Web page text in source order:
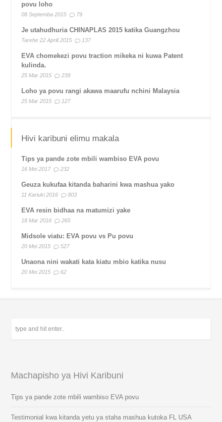
povu loho
08 Septemba 2015 79
Je utahudhuria CHINAPLAS 2015 katika Guangzhou
Tarehe 22 Aprili 2015 137
EVA chomekezi povu traction mikeka ni kuwa Patent
kulinda.
25 Mar 2015 239
Loho ya povu rangi akawa maarufu nchini Malaysia
25 Mar 2015 127
Hivi karibuni elimu makala
Tips ya pande zote mbili wambiso EVA povu
16 Mei 2017 232
Geuza kukufaa kitanda baharini kwa mashua yako
11 Kariuki 2016 803
EVA resin bidhaa na matumizi yake
18 Mar 2016 265
Midsole viatu: EVA povu vs Pu povu
20 Mei 2015 527
Unaona nini wakati kata kiatu mbio katika nusu
20 Mei 2015 62
Machapisho ya Hivi Karibuni
Tips ya pande zote mbili wambiso EVA povu
Testimonial kwa kitanda yetu ya staha mashua kutoka FL USA